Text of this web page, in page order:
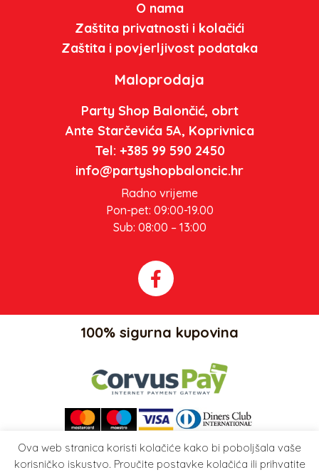
O nama
Zaštita privatnosti i kolačići
Zaštita i povjerljivost podataka
Maloprodaja
Party Shop Balončić, obrt
Ante Starčevića 5A, Koprivnica
Tel: +385 99 590 2450
info@partyshopbaloncic.hr
Radno vrijeme
Pon-pet: 09:00-19.00
Sub: 08:00 – 13:00
100% sigurna kupovina
Party Shop Balončić, obrt ©
Ova web stranica koristi kolačiće kako bi poboljšala vaše
korisničko iskustvo. Proučite postavke kolačića ili prihvatite